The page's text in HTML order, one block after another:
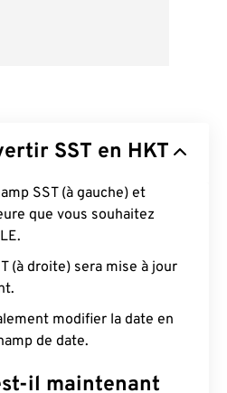
SST en HKT
SST (à gauche) et
que vous souhaitez
(à droite) sera mise à jour
modifier la date en
de date.
il maintenant